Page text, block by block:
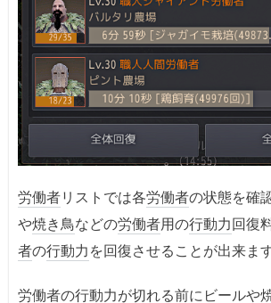
労働者リストでは各労働者の状態を確
や焼き鳥などの労働者用の行動力回復
者の行動力を回復させることが出来ます
労働者の行動力が切れる前に ビールや